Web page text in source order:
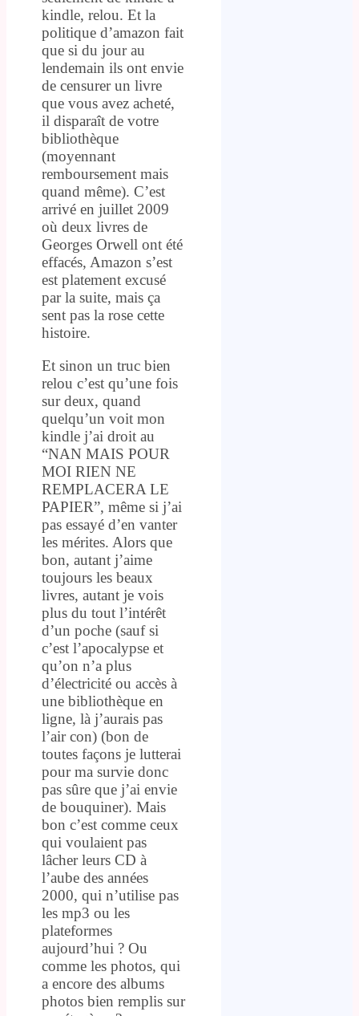
kindle, relou. Et la
politique d’amazon fait
que si du jour au
lendemain ils ont envie
de censurer un livre
que vous avez acheté,
il disparaît de votre
bibliothèque
(moyennant
remboursement mais
quand même). C’est
arrivé en juillet 2009
où deux livres de
Georges Orwell ont été
effacés, Amazon s’est
est platement excusé
par la suite, mais ça
sent pas la rose cette
histoire.
Et sinon un truc bien
relou c’est qu’une fois
sur deux, quand
quelqu’un voit mon
kindle j’ai droit au
“NAN MAIS POUR
MOI RIEN NE
REMPLACERA LE
PAPIER”, même si j’ai
pas essayé d’en vanter
les mérites. Alors que
bon, autant j’aime
toujours les beaux
livres, autant je vois
plus du tout l’intérêt
d’un poche (sauf si
c’est l’apocalypse et
qu’on n’a plus
d’électricité ou accès à
une bibliothèque en
ligne, là j’aurais pas
l’air con) (bon de
toutes façons je lutterai
pour ma survie donc
pas sûre que j’ai envie
de bouquiner). Mais
bon c’est comme ceux
qui voulaient pas
lâcher leurs CD à
l’aube des années
2000, qui n’utilise pas
les mp3 ou les
plateformes
aujourd’hui ? Ou
comme les photos, qui
a encore des albums
photos bien remplis sur